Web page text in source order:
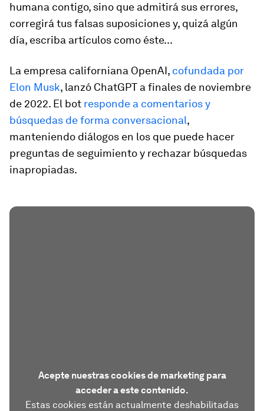
humana contigo, sino que admitirá sus errores,
corregirá tus falsas suposiciones y, quizá algún
día, escriba artículos como éste...
La empresa californiana OpenAI, cofundada por
Elon Musk, lanzó ChatGPT a finales de noviembre
de 2022. El bot responde a comentarios y
búsquedas de forma conversacional,
manteniendo diálogos en los que puede hacer
preguntas de seguimiento y rechazar búsquedas
inapropiadas.
Acepte nuestras cookies de marketing para
acceder a este contenido.
Estas cookies están actualmente deshabilitadas